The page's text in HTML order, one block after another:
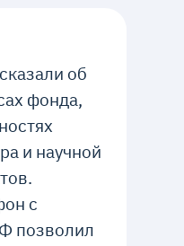
об
фонда,
и научной
с
позволил